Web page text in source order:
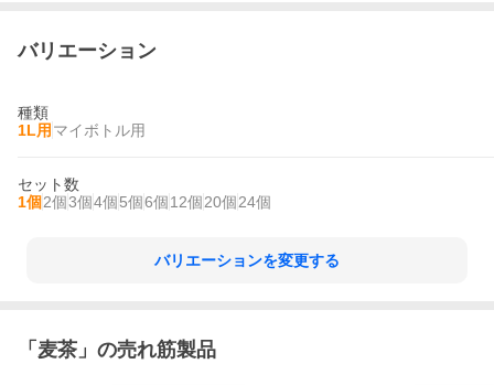
バリエーション
種類
1L用マイボトル用
セット数
1個2個3個4個5個6個12個20個24個
バリエーションを変更する
「 麦茶 」の売れ筋製品